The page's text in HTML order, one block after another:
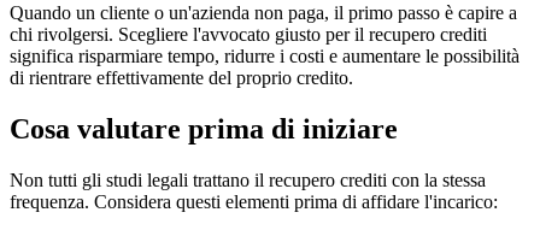
Quando un cliente o un'azienda non paga, il primo passo è capire a
chi rivolgersi. Scegliere l'avvocato giusto per il recupero crediti
significa risparmiare tempo, ridurre i costi e aumentare le possibilità
di rientrare effettivamente del proprio credito.
Cosa valutare prima di iniziare
Non tutti gli studi legali trattano il recupero crediti con la stessa
frequenza. Considera questi elementi prima di affidare l'incarico: